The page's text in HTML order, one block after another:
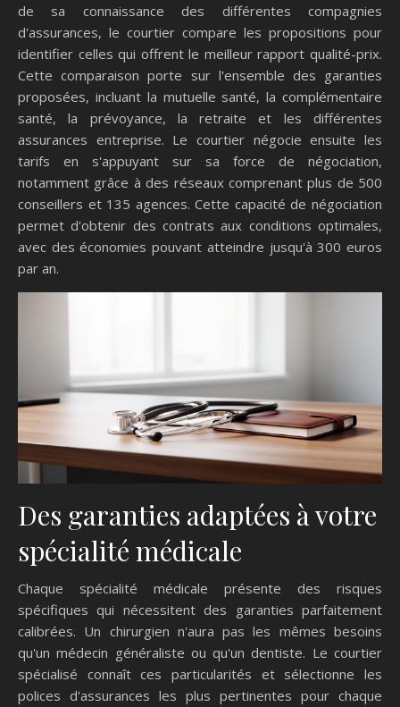
de sa connaissance des différentes compagnies
d'assurances, le courtier compare les propositions pour
identifier celles qui offrent le meilleur rapport qualité-prix.
Cette comparaison porte sur l'ensemble des garanties
proposées, incluant la mutuelle santé, la complémentaire
santé, la prévoyance, la retraite et les différentes
assurances entreprise. Le courtier négocie ensuite les
tarifs en s'appuyant sur sa force de négociation,
notamment grâce à des réseaux comprenant plus de 500
conseillers et 135 agences. Cette capacité de négociation
permet d'obtenir des contrats aux conditions optimales,
avec des économies pouvant atteindre jusqu'à 300 euros
par an.
Des garanties adaptées à votre
spécialité médicale
Chaque spécialité médicale présente des risques
spécifiques qui nécessitent des garanties parfaitement
calibrées. Un chirurgien n'aura pas les mêmes besoins
qu'un médecin généraliste ou qu'un dentiste. Le courtier
spécialisé connaît ces particularités et sélectionne les
polices d'assurances les plus pertinentes pour chaque